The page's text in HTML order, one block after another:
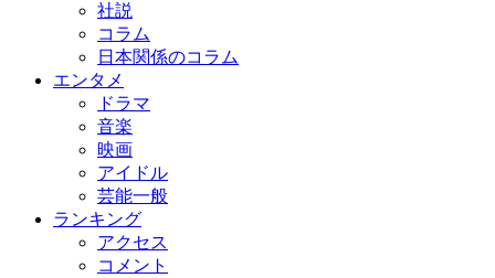
社説
コラム
日本関係のコラム
エンタメ
ドラマ
音楽
映画
アイドル
芸能一般
ランキング
アクセス
コメント